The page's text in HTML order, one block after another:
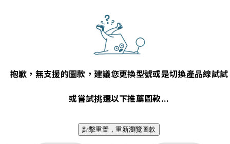
抱歉，無支援的圖款，建議您更換型號或是切換產品線試試
或嘗試挑選以下推薦圖款...
點擊重置，重新瀏覽圖款